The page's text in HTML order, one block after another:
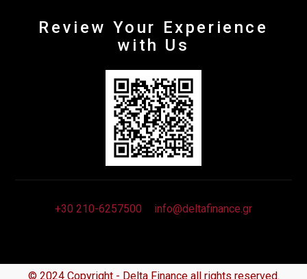
Review Your Experience
with Us
+30 210-6257500 info@deltafinance.gr
© 2024 Copyright - Delta Finance all rights reserved.